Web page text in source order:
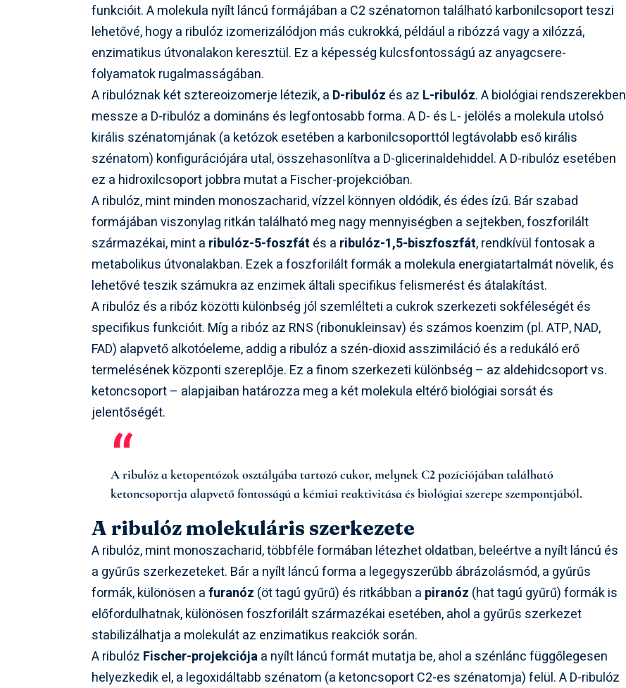
funkcióit. A molekula nyílt láncú formájában a C2 szénatomon található karbonilcsoport teszi
lehetővé, hogy a ribulóz izomerizálódjon más cukrokká, például a ribózzá vagy a xilózzá,
enzimatikus útvonalakon keresztül. Ez a képesség kulcsfontosságú az anyagcsere-
folyamatok rugalmasságában.
A ribulóznak két sztereoizomerje létezik, a D-ribulóz és az L-ribulóz. A biológiai rendszerekben
messze a D-ribulóz a domináns és legfontosabb forma. A D- és L- jelölés a molekula utolsó
királis szénatomjának (a ketózok esetében a karbonilcsoporttól legtávolabb eső királis
szénatom) konfigurációjára utal, összehasonlítva a D-glicerinaldehiddel. A D-ribulóz esetében
ez a hidroxilcsoport jobbra mutat a Fischer-projekcióban.
A ribulóz, mint minden monoszacharid, vízzel könnyen oldódik, és édes ízű. Bár szabad
formájában viszonylag ritkán található meg nagy mennyiségben a sejtekben, foszforilált
származékai, mint a ribulóz-5-foszfát és a ribulóz-1,5-biszfoszfát, rendkívül fontosak a
metabolikus útvonalakban. Ezek a foszforilált formák a molekula energiatartalmát növelik, és
lehetővé teszik számukra az enzimek általi specifikus felismerést és átalakítást.
A ribulóz és a ribóz közötti különbség jól szemlélteti a cukrok szerkezeti sokféleségét és
specifikus funkcióit. Míg a ribóz az RNS (ribonukleinsav) és számos koenzim (pl. ATP, NAD,
FAD) alapvető alkotóeleme, addig a ribulóz a szén-dioxid asszimiláció és a redukáló erő
termelésének központi szereplője. Ez a finom szerkezeti különbség – az aldehidcsoport vs.
ketoncsoport – alapjaiban határozza meg a két molekula eltérő biológiai sorsát és
jelentőségét.
A ribulóz a ketopentózok osztályába tartozó cukor, melynek C2 pozíciójában található
ketoncsoportja alapvető fontosságú a kémiai reaktivitása és biológiai szerepe szempontjából.
A ribulóz molekuláris szerkezete
A ribulóz, mint monoszacharid, többféle formában létezhet oldatban, beleértve a nyílt láncú és
a gyűrűs szerkezeteket. Bár a nyílt láncú forma a legegyszerűbb ábrázolásmód, a gyűrűs
formák, különösen afuranóz (öt tagú gyűrű) és ritkábban a piranóz (hat tagú gyűrű) formák is
előfordulhatnak, különösen foszforilált származékai esetében, ahol a gyűrűs szerkezet
stabilizálhatja a molekulát az enzimatikus reakciók során.
A ribulóz Fischer-projekciójaa nyílt láncú formát mutatja be, ahol a szénlánc függőlegesen
helyezkedik el, a legoxidáltabb szénatom (a ketoncsoport C2-es szénatomja) felül. A D-ribulóz